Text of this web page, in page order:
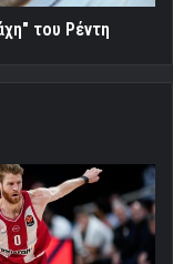
του Ρέντη